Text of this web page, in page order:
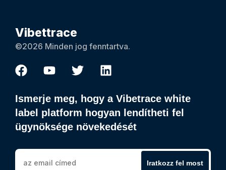
Vibettrace
©2026 Minden jog fenntartva.
Ismerje meg, hogy a Vibetrace white
label platform hogyan lendítheti fel
ügynöksége növekedését
Iratkozz fel most